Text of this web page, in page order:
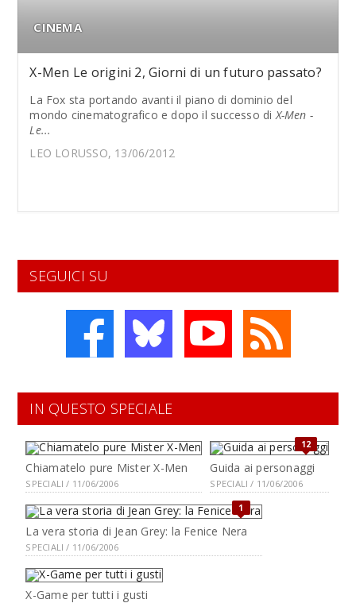
CINEMA
X-Men Le origini 2, Giorni di un futuro passato?
La Fox sta portando avanti il piano di dominio del
mondo cinematografico e dopo il successo di X-Men -
Le...
LEO LORUSSO, 13/06/2012
SEGUICI SU
IN QUESTO SPECIALE
Chiamatelo pure Mister X-Men
SPECIALI / 11/06/2006
12
Guida ai personaggi
SPECIALI / 11/06/2006
1
La vera storia di Jean Grey: la Fenice Nera
SPECIALI / 11/06/2006
X-Game per tutti i gusti